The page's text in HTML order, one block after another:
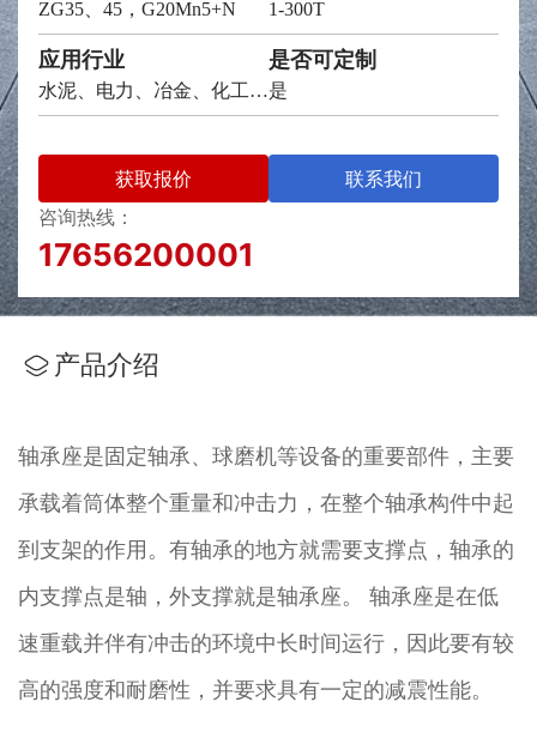
伴有冲击的环境中长时间运行，因此要有较高的强度和
耐磨性，并要求具有一定的减震性能。
ZG35、45，G20Mn5+N 1-300T
应用行业
水泥、电力、冶金、化工等
行业
是否可定制
是
获取报价
联系我们
咨询热线：
17656200001
产品介绍
轴承座是固定轴承、球磨机等设备的重要部件，主要
承载着筒体整个重量和冲击力，在整个轴承构件中起
到支架的作用。有轴承的地方就需要支撑点，轴承的
内支撑点是轴，外支撑就是轴承座。 轴承座是在低
速重载并伴有冲击的环境中长时间运行，因此要有较
高的强度和耐磨性，并要求具有一定的减震性能。